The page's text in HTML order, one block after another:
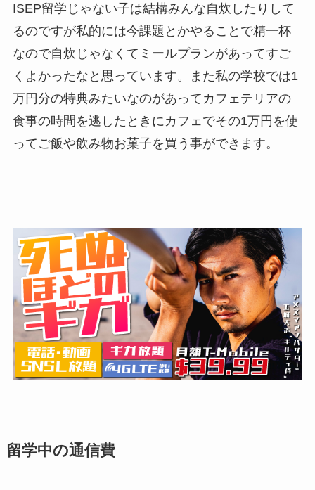
ISEP留学じゃない子は結構みんな自炊したりして
るのですが私的には今課題とかやることで精一杯
なので自炊じゃなくてミールプランがあってすご
くよかったなと思っています。また私の学校では1
万円分の特典みたいなのがあってカフェテリアの
食事の時間を逃したときにカフェでその1万円を使
ってご飯や飲み物お菓子を買う事ができます。
留学中の通信費